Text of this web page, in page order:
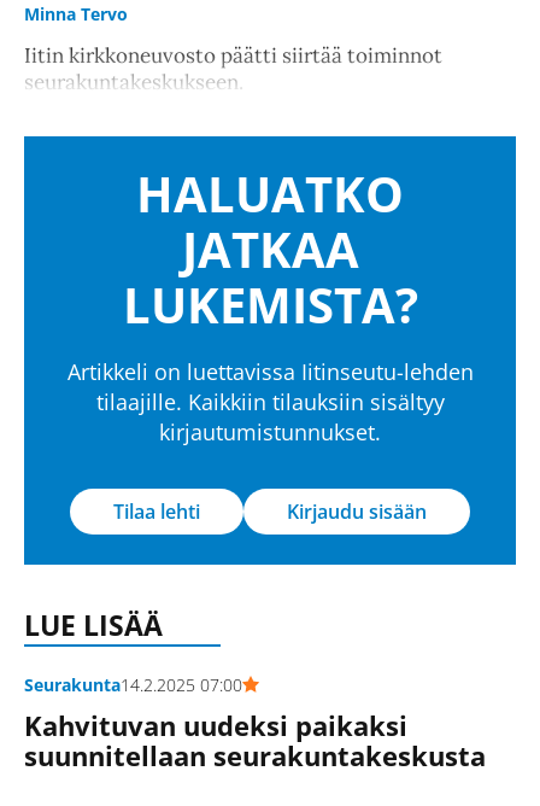
Minna Tervo
Iitin kirkkoneuvosto päätti siirtää toiminnot
seurakuntakeskukseen.
HALUATKO
JATKAA
LUKEMISTA?
Artikkeli on luettavissa Iitinseutu-lehden
tilaajille. Kaikkiin tilauksiin sisältyy
kirjautumistunnukset.
Tilaa lehti Kirjaudu sisään
LUE LISÄÄ
Seurakunta14.2.2025 07:00
Kahvituvan uudeksi paikaksi
suunnitellaan seurakuntakeskusta